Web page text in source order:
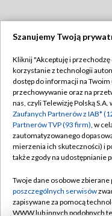
Abonament TVP
Emisja w TVP
Centrum informacji
Naziemna Telewizja
Rada Programowa
System NOS
Szanujemy Twoją
Kliknij "Akceptuję i
korzystanie z technologii
dostęp do informacji na
przechowywanie oraz na
nas, czyli Telewizję Polską
Zaufanych Partnerów z IAB*
Partnerów TVP (93 firm), w
zautomatyzowanego
mierzenia ich skuteczności) i
także zgody na udostępnianie
Twoje dane osobowe
poszczególnych serwisów
zapisywane za pomocą
WWW lub innych podobnych